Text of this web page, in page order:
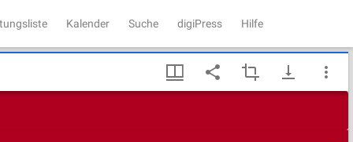
Kalender Suche digiPress Hilfe